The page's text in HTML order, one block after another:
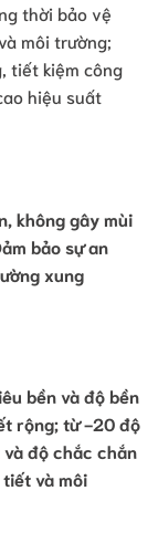
thời bảo vệ
môi trường;
tiết kiệm công
hiệu suất
không gây mùi
bảo sự an
xung
bền và độ bền
rộng; từ -20 độ
và độ chắc chắn
và môi